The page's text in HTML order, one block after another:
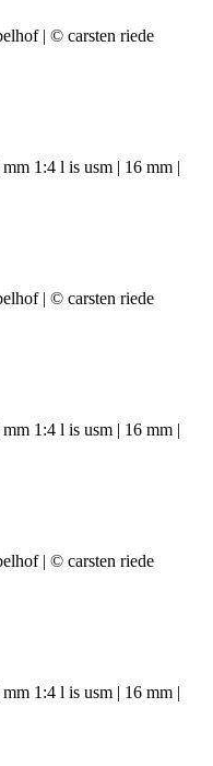
1:4 l is usm | 16 mm |
1:4 l is usm | 16 mm |
1:4 l is usm | 16 mm |